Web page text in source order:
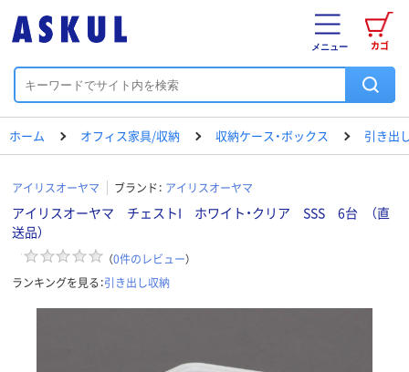
カゴ
メニュー
ホーム オフィス家具/収納 収納ケース・ボックス 引き出
アイリスオーヤマ ブランド： アイリスオーヤマ
アイリスオーヤマ チェストI ホワイト・クリア SSS 6台 （直
送品）
（0件のレビュー）
ランキングを見る：引き出し収納